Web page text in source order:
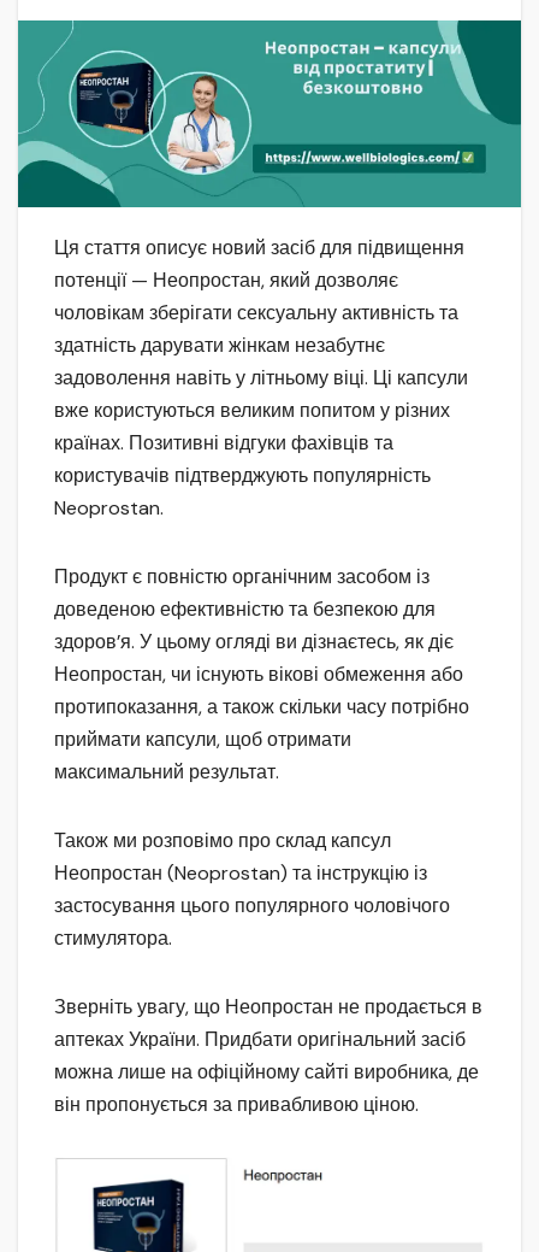
Ця стаття описує новий засіб для підвищення
потенції — Неопростан, який дозволяє
чоловікам зберігати сексуальну активність та
здатність дарувати жінкам незабутнє
задоволення навіть у літньому віці. Ці капсули
вже користуються великим попитом у різних
країнах. Позитивні відгуки фахівців та
користувачів підтверджують популярність
Neoprostan.
Продукт є повністю органічним засобом із
доведеною ефективністю та безпекою для
здоров’я. У цьому огляді ви дізнаєтесь, як діє
Неопростан, чи існують вікові обмеження або
протипоказання, а також скільки часу потрібно
приймати капсули, щоб отримати
максимальний результат.
Також ми розповімо про склад капсул
Неопростан (Neoprostan) та інструкцію із
застосування цього популярного чоловічого
стимулятора.
Зверніть увагу, що Неопростан не продається в
аптеках України. Придбати оригінальний засіб
можна лише на офіційному сайті виробника, де
він пропонується за привабливою ціною.